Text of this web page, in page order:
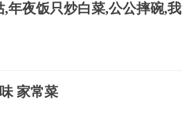
年夜饭只炒白菜,公公摔碗,我
家常菜